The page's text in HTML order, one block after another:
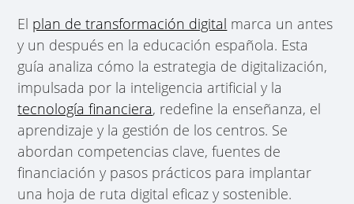
El plan de transformación digital marca un antes
y un después en la educación española. Esta
guía analiza cómo la estrategia de digitalización,
impulsada por la inteligencia artificial y la
tecnología financiera, redefine la enseñanza, el
aprendizaje y la gestión de los centros. Se
abordan competencias clave, fuentes de
financiación y pasos prácticos para implantar
una hoja de ruta digital eficaz y sostenible.